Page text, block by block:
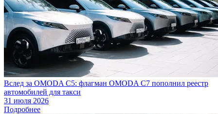
Вслед за OMODA C5: флагман OMODA C7 пополнил реестр
автомобилей для такси
31 июля 2026
Подробнее